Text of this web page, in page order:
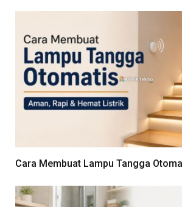
Cara Membuat Lampu Tangga